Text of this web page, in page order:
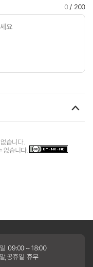
0/ 200
습니다.
없습니다.
09:00 ~ 18:00
,공휴일 휴무